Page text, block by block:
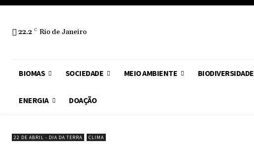
22.2 C Rio de Janeiro
BIOMAS SOCIEDADE MEIO AMBIENTE BIODIVERSIDADE
ENERGIA DOAÇÃO
22 DE ABRIL - DIA DA TERRA CLIMA